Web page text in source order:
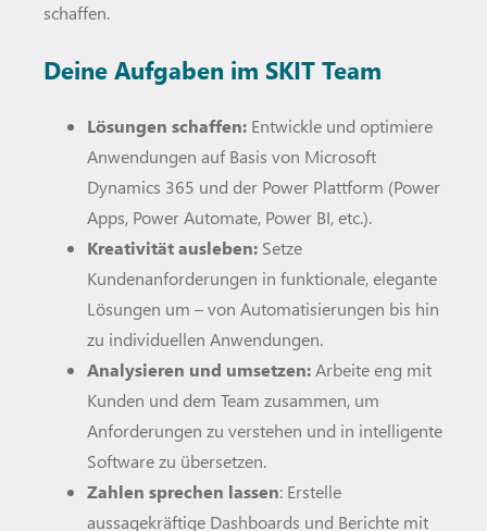
schaffen.
Deine Aufgaben im SKIT Team
Lösungen schaffen: Entwickle und optimiere
Anwendungen auf Basis von Microsoft
Dynamics 365 und der Power Plattform (Power
Apps, Power Automate, Power BI, etc.).
Kreativität ausleben: Setze
Kundenanforderungen in funktionale, elegante
Lösungen um – von Automatisierungen bis hin
zu individuellen Anwendungen.
Analysieren und umsetzen:Arbeite eng mit
Kunden und dem Team zusammen, um
Anforderungen zu verstehen und in intelligente
Software zu übersetzen.
Zahlen sprechen lassen: Erstelle
aussagekräftige Dashboards und Berichte mit